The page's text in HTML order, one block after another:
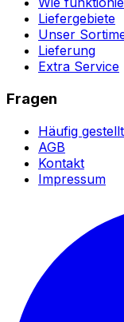
Liefergebiete
Unser
Lieferung
Extra Service
Fragen
Häufig
AGB
Kontakt
Impressum